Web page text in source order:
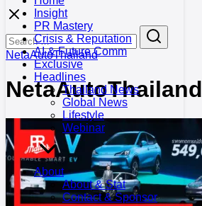
Skip
content
Insight
PR Mastery
Crisis & Reputation
AI & Future Comm
Exclusive
Headlines
Thailand News
Global News
Lifestyle
Webinar
About
About & Stat
Contact & Sponsor
Search
for:
NetaAutoThailand
NetaAutoThailand